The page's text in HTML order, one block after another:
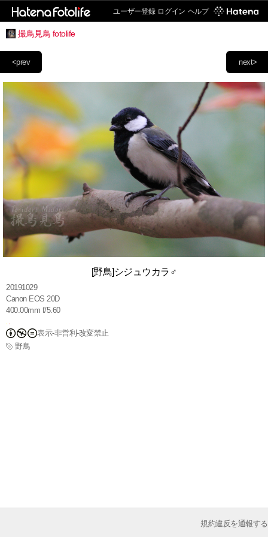
ユーザー登録 ログイン ヘルプ
撮鳥見鳥 fotolife
next>
<prev
[野鳥]シジュウカラ♂
20191029
Canon EOS 20D
400.00mm f/5.60
表示-非営利-改変禁止
野鳥
規約違反を通報する